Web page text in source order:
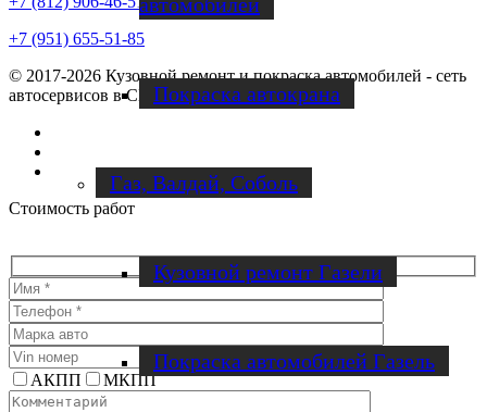
Покраска автокрана
Газ, Валдай, Соболь
Кузовной ремонт Газели
Покраска автомобилей Газель
+7 (951) 655-51-85
© 2017-2026 Кузовной ремонт и покраска автомобилей - сеть
автосервисов в СПб | Magic Cars
Facebook
Стоимость работ
АКПП МКПП